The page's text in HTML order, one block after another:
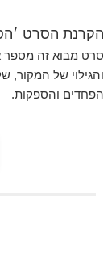
הקרנת הסרט
סרט מבוא זה מספר
והגילוי של המקור,
הפחדים והספקות.